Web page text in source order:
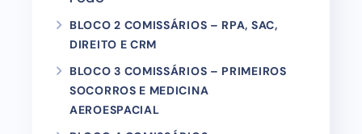
BLOCO 2 COMISSÁRIOS – RPA, SAC,
DIREITO E CRM
BLOCO 3 COMISSÁRIOS – PRIMEIROS
SOCORROS E MEDICINA
AEROESPACIAL